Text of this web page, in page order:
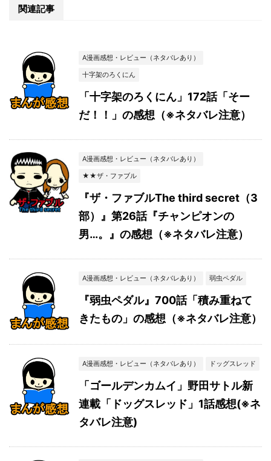
関連記事
A漫画感想・レビュー（ネタバレあり）
十字架のろくにん
「十字架のろくにん」172話「そー
だ！！」の感想（※ネタバレ注意）
A漫画感想・レビュー（ネタバレあり）
★★ザ・ファブル
『ザ・ファブルThe third secret（3
部）』第26話『チャンピオンの
男…。』の感想（※ネタバレ注意）
A漫画感想・レビュー（ネタバレあり） 弱虫ペダル
『弱虫ペダル』700話「積み重ねて
きたもの」の感想（※ネタバレ注意）
A漫画感想・レビュー（ネタバレあり） ドッグスレッド
「ゴールデンカムイ」野田サトル新
連載「ドッグスレッド」1話感想(※ネ
タバレ注意)